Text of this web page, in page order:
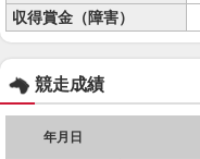
収得賞金（障害）
競走成績
年月日